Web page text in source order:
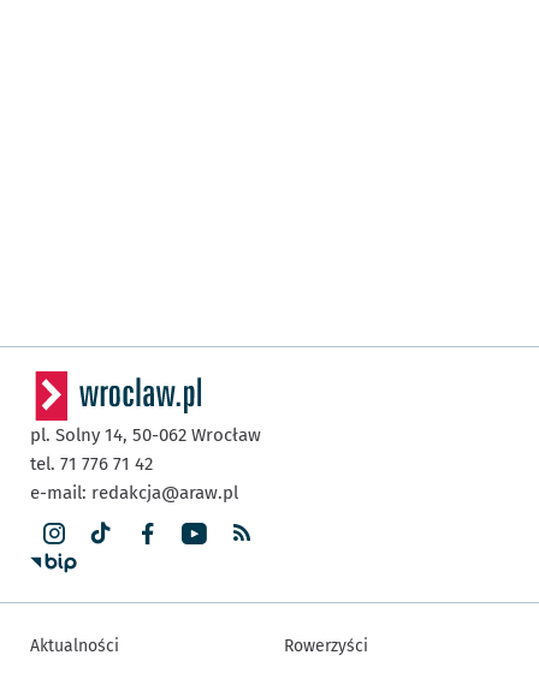
pl. Solny 14, 50-062 Wrocław
tel. 71 776 71 42
e-mail: redakcja@araw.pl
Aktualności Rowerzyści